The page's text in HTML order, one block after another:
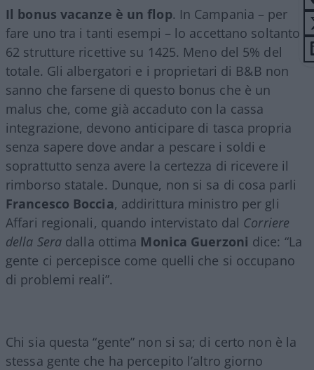
Il bonus vacanze è un flop. In Campania – per
fare uno tra i tanti esempi – lo accettano soltanto
62 strutture ricettive su 1425. Meno del 5% del
totale. Gli albergatori e i proprietari di B&B non
sanno che farsene di questo bonus che è un
malus che, come già accaduto con la cassa
integrazione, devono anticipare di tasca propria
senza sapere dove andar a pescare i soldi e
soprattutto senza avere la certezza di ricevere il
rimborso statale. Dunque, non si sa di cosa parli
Francesco Boccia, addirittura ministro per gli
Affari regionali, quando intervistato dal Corriere
della Sera dalla ottima Monica Guerzoni dice: “La
gente ci percepisce come quelli che si occupano
di problemi reali”.
Chi sia questa “gente” non si sa; di certo non è la
stessa gente che ha percepito l’altro giorno